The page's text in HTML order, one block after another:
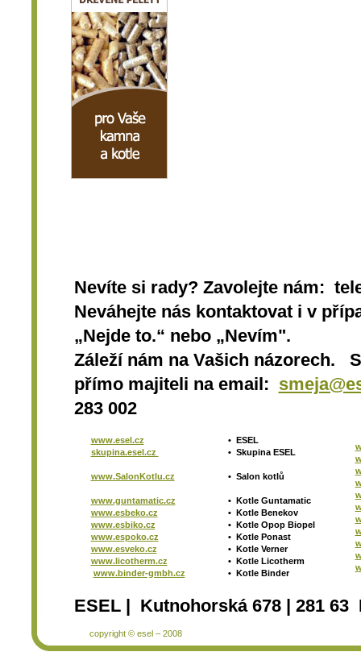
Nevíte si rady? Zavolejte nám:
Neváhejte nás kontaktovat i v
„Nejde to.“ nebo „Nevím".
Záleží nám na Vašich názorech.
přímo majiteli na email:
283 002
www.esel.cz
skupina.esel.cz
www.SalonKotlu.cz
www.guntamatic.cz
www.esbeko.cz
www.esbiko.cz
www.espoko.cz
www.esveko.cz
www.licotherm.cz
www.binder-gmbh.cz
• ESEL
• Skupina ESEL
• Salon kotlů
• Kotle Guntamatic
• Kotle Benekov
• Kotle Opop Biopel
• Kotle Ponast
• Kotle Verner
• Kotle Licotherm
• Kotle Binder
ESEL | Kutnohorská 678 | 281
copyright © esel – 2008